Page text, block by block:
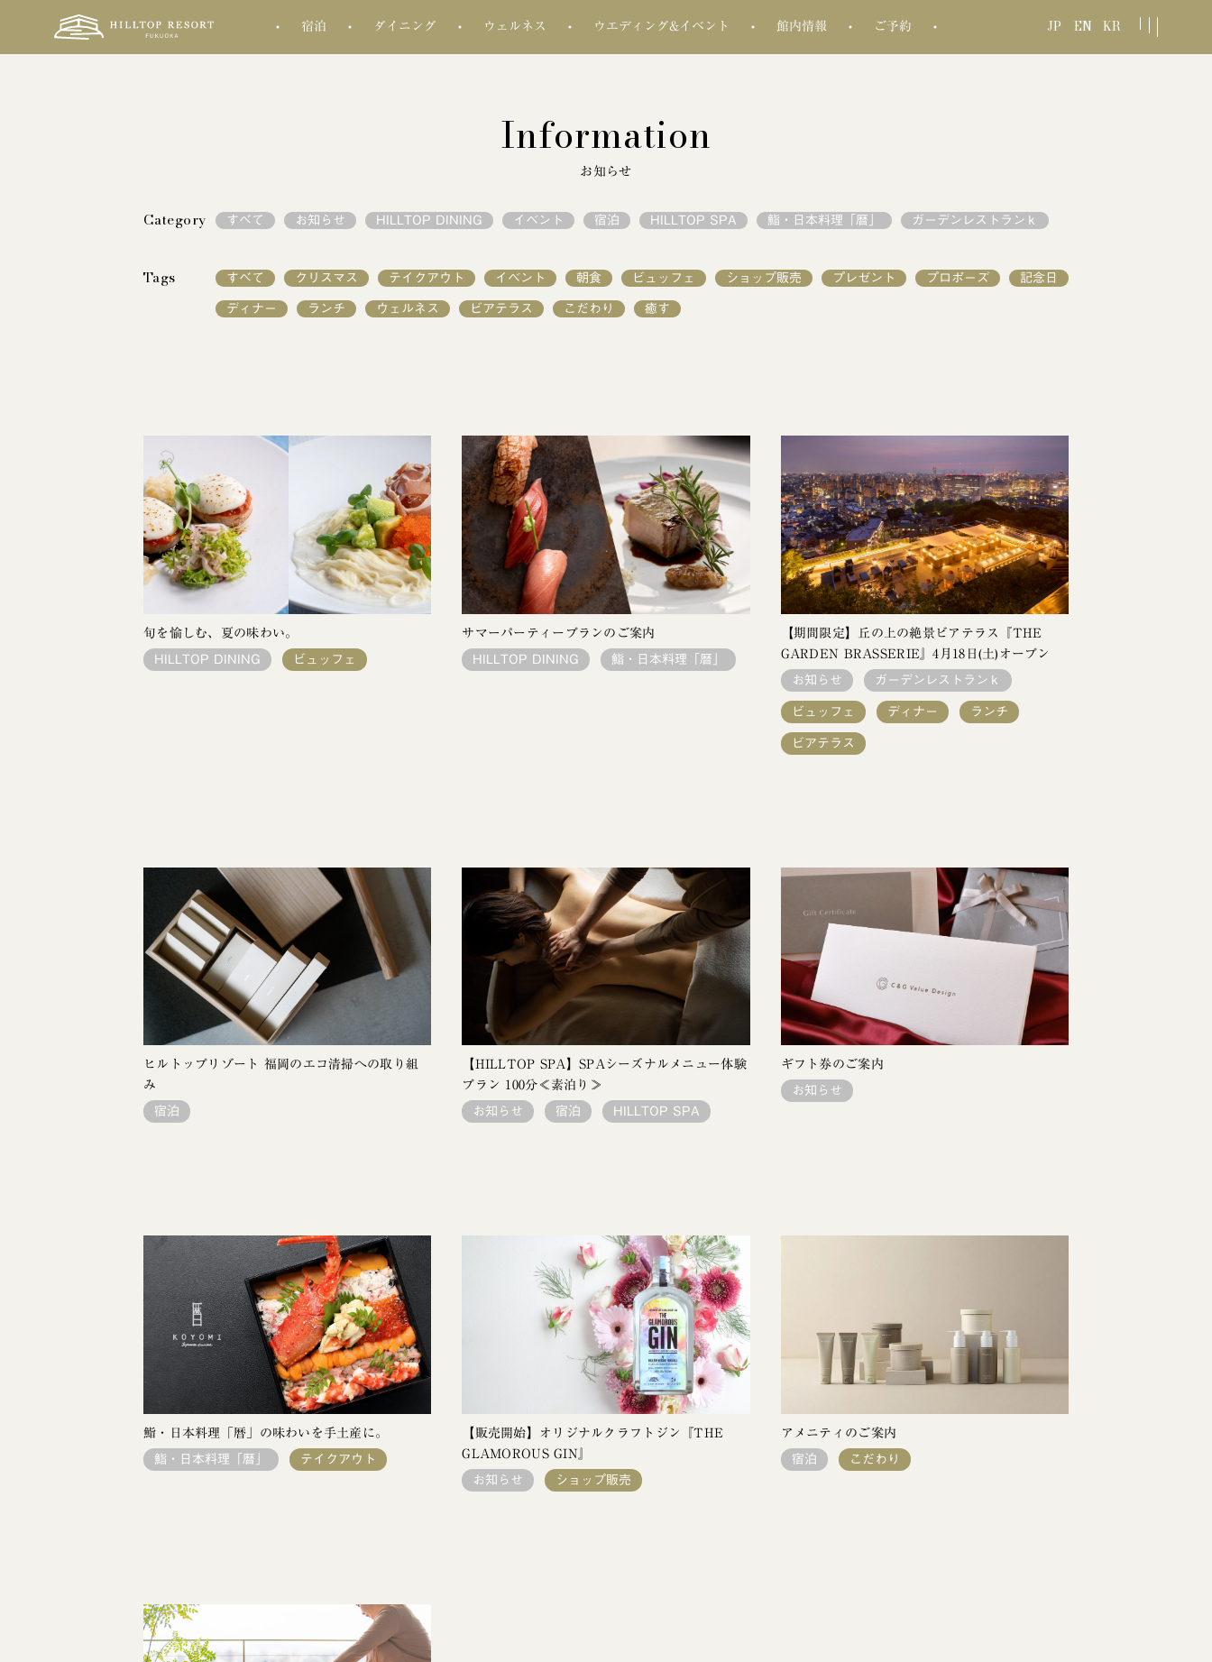
宿泊 ダイニング ウェルネス ウエディング&イベント 館内情報 ご予約 JP EN KR
Information
お知らせ
Category すべて お知らせ HILLTOP DINING イベント 宿泊 HILLTOP SPA 鮨・日本料理「暦」 ガーデンレストランｋ
Tags すべて クリスマス テイクアウト イベント 朝食 ビュッフェ ショップ販売 プレゼント プロポーズ 記念日
ディナー ランチ ウェルネス ビアテラス こだわり 癒す
旬を愉しむ、夏の味わい。
HILLTOP DINING ビュッフェ
サマーパーティープランのご案内
HILLTOP DINING 鮨・日本料理「暦」
【期間限定】丘の上の絶景ビアテラス『THE
GARDEN BRASSERIE』4月18日(土)オープン
お知らせ ガーデンレストランｋ
ビュッフェ ディナー ランチ
ビアテラス
ヒルトップリゾート 福岡のエコ清掃への取り組
み
宿泊
【HILLTOP SPA】SPAシーズナルメニュー体験
プラン 100分≪素泊り≫
お知らせ 宿泊 HILLTOP SPA
ギフト券のご案内
お知らせ
鮨・日本料理「暦」の味わいを手土産に。
鮨・日本料理「暦」 テイクアウト
【販売開始】オリジナルクラフトジン『THE
GLAMOROUS GIN』
お知らせ ショップ販売
アメニティのご案内
宿泊 こだわり